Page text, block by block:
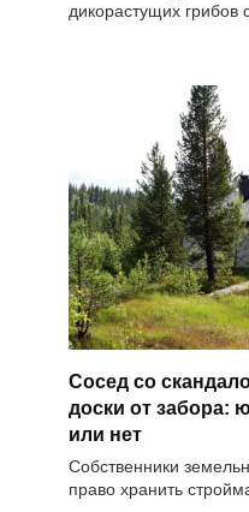
дикорастущих грибов
Сосед со
доски от забора:
или нет
Собственники
право хранить